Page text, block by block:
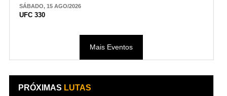
SÁBADO, 15 AGO/2026
UFC 330
Mais Eventos
PRÓXIMAS LUTAS